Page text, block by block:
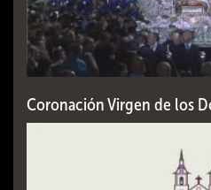
Coronación Virgen de los